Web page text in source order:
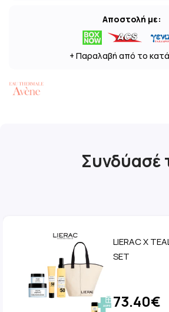
Αποστολή με:
+ Παραλαβή από το
Συνδύασέ
LIERAC X
SET
73.40€